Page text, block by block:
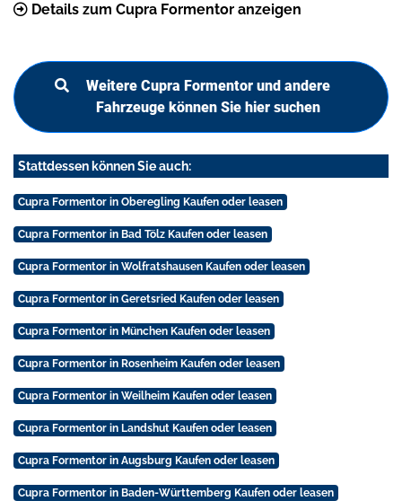
Details zum Cupra Formentor anzeigen
Weitere Cupra Formentor und andere
Fahrzeuge können Sie hier suchen
Stattdessen können Sie auch:
Cupra Formentor in Oberegling Kaufen oder leasen
Cupra Formentor in Bad Tölz Kaufen oder leasen
Cupra Formentor in Wolfratshausen Kaufen oder leasen
Cupra Formentor in Geretsried Kaufen oder leasen
Cupra Formentor in München Kaufen oder leasen
Cupra Formentor in Rosenheim Kaufen oder leasen
Cupra Formentor in Weilheim Kaufen oder leasen
Cupra Formentor in Landshut Kaufen oder leasen
Cupra Formentor in Augsburg Kaufen oder leasen
Cupra Formentor in Baden-Württemberg Kaufen oder leasen